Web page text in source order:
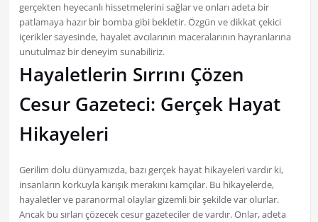
gerçekten heyecanlı hissetmelerini sağlar ve onları adeta bir
patlamaya hazır bir bomba gibi bekletir. Özgün ve dikkat çekici
içerikler sayesinde, hayalet avcılarının maceralarının hayranlarına
unutulmaz bir deneyim sunabiliriz.
Hayaletlerin Sırrını Çözen
Cesur Gazeteci: Gerçek Hayat
Hikayeleri
Gerilim dolu dünyamızda, bazı gerçek hayat hikayeleri vardır ki,
insanların korkuyla karışık merakını kamçılar. Bu hikayelerde,
hayaletler ve paranormal olaylar gizemli bir şekilde var olurlar.
Ancak bu sırları çözecek cesur gazeteciler de vardır. Onlar, adeta